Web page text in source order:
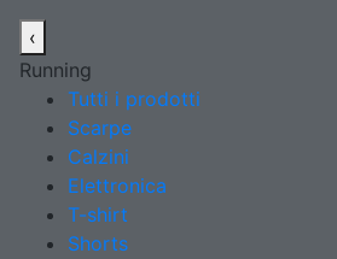
‹
Running
Tutti i prodotti
Scarpe
Calzini
Elettronica
T-shirt
Shorts